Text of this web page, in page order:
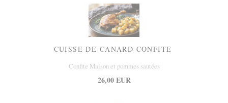
CUISSE DE CANARD CONFITE
Confite Maison et pommes sautées
26,00 EUR